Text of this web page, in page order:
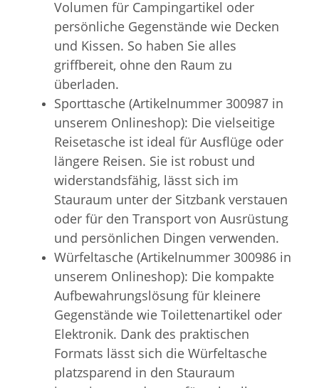
Volumen für Campingartikel oder
persönliche Gegenstände wie Decken
und Kissen. So haben Sie alles
griffbereit, ohne den Raum zu
überladen.
Sporttasche (Artikelnummer 300987 in
unserem Onlineshop): Die vielseitige
Reisetasche ist ideal für Ausflüge oder
längere Reisen. Sie ist robust und
widerstandsfähig, lässt sich im
Stauraum unter der Sitzbank verstauen
oder für den Transport von Ausrüstung
und persönlichen Dingen verwenden.
Würfeltasche (Artikelnummer 300986 in
unserem Onlineshop): Die kompakte
Aufbewahrungslösung für kleinere
Gegenstände wie Toilettenartikel oder
Elektronik. Dank des praktischen
Formats lässt sich die Würfeltasche
platzsparend in den Stauraum